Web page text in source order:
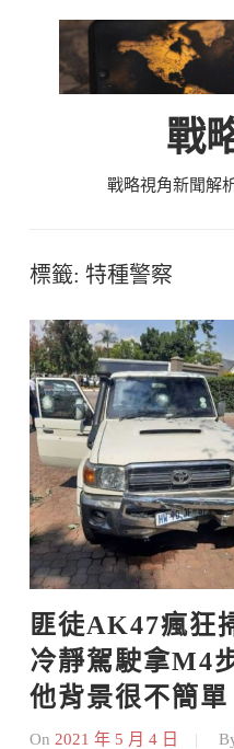
戰
戰略視角新聞解
標籤: 特種警察
匪徒AK47瘋狂
冷靜駕駛拿M4
他背景很不簡單
On 2021 年 5 月 4 日